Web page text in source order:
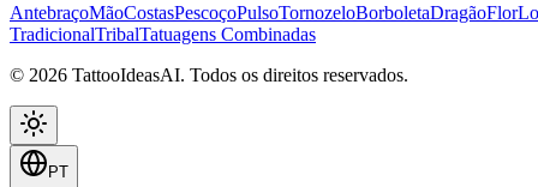
AntebraçoMãoCostasPescoçoPulsoTornozeloBorboletaDragãoFlor
TradicionalTribalTatuagens Combinadas
© 2026 TattooIdeasAI. Todos os direitos reservados.
PT